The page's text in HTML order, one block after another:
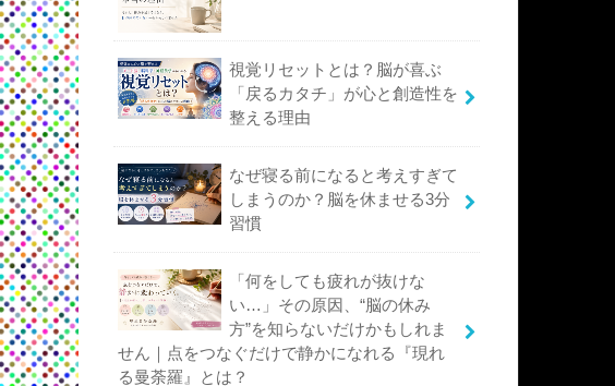
視覚リセットとは？脳が喜ぶ
「戻るカタチ」が心と創造性を
整える理由
なぜ寝る前になると考えすぎて
しまうのか？脳を休ませる3分
習慣
「何をしても疲れが抜けな
い…」その原因、“脳の休み
方”を知らないだけかもしれま
せん｜点をつなぐだけで静かになれる『現れ
る曼荼羅』とは？